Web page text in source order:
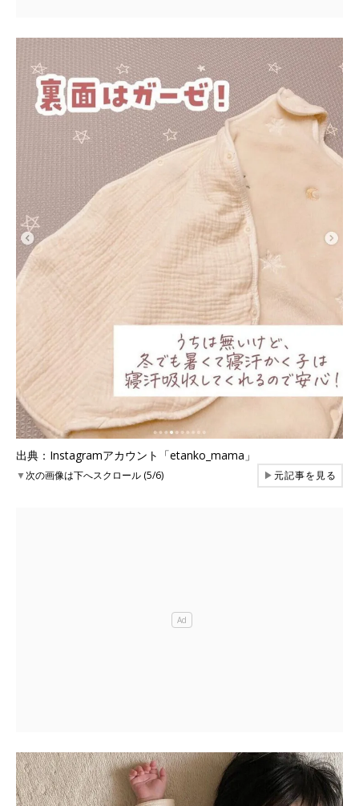
出典：Instagramアカウント「etanko_mama」
▼次の画像は下へスクロール (5/6) ▶元記事を見る